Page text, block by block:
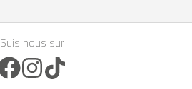
Suis nous sur
Facebook Icon
Instagram Icon